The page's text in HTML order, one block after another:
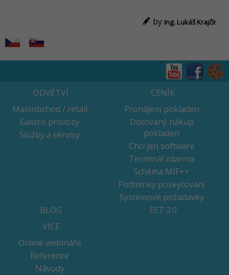
by Ing. Lukáš Krajčír
ODVĚTVÍ
Maloobchod / retail
Gastro provozy
Služby a servisy
CENÍK
Pronájem pokladen
Dotovaný nákup
pokladen
Chci jen software
Terminál zdarma
Schéma MIF++
Podmínky poskytování
Systémové požadavky
BLOG
EET 2.0
VÍCE
Online webináře
Reference
Návody